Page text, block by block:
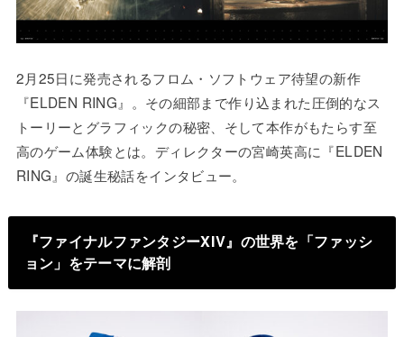
2月25日に発売されるフロム・ソフトウェア待望の新作
『ELDEN RING』。その細部まで作り込まれた圧倒的なス
トーリーとグラフィックの秘密、そして本作がもたらす至
高のゲーム体験とは。ディレクターの宮崎英高に『ELDEN
RING』の誕生秘話をインタビュー。
『ファイナルファンタジーXIV』の世界を「ファッシ
ョン」をテーマに解剖